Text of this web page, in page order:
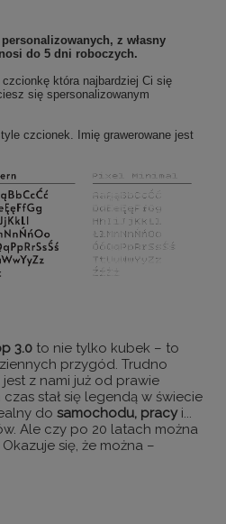
z własny
do 5 dni roboczych.
która najbardziej Ci się
się spersonalizowanym
czcionek. Imię grawerowane jest
3.0 to nie tylko kubek – to
przygód. Trudno
z nami już od prawie
stał się legendą w świecie
do samochodu, pracyi...
Ale czy po 20 latach można
się, że można –